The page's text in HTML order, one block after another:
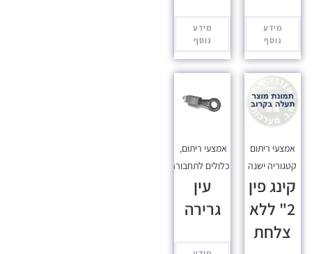
מידע
נוסף
מידע
נוסף
אמצעי ריתום
קטגוריה ישנה
קינג פין
2" ללא
צלחת
אמצעי ריתום,
מכלולים לתחבורה
עין
גרירה